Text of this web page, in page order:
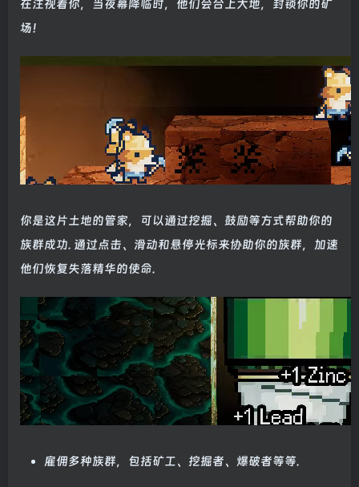
在注视着你，当夜幕降临时，他们会合上大地，封锁你的矿
场！
你是这片土地的管家，可以通过挖掘、鼓励等方式帮助你的
族群成功. 通过点击、滑动和悬停光标来协助你的族群，加速
他们恢复失落精华的使命.
雇佣多种族群，包括矿工、挖掘者、爆破者等等.